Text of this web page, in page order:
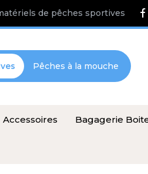
de pêches sportives
Pêches à la mouche
Accessoires Bagagerie